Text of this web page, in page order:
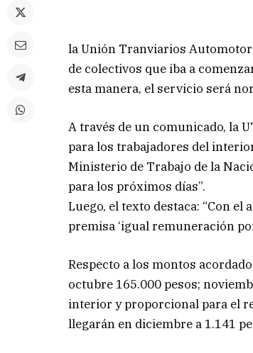
la Unión Tranviarios Automotor
de colectivos que iba a
esta manera, el servicio será
A través de un comunicado, la
para los trabajadores del
Ministerio de Trabajo de la
para los próximos días”.
Luego, el texto destaca: “Con
premisa ‘igual remuneración
Respecto a los montos
octubre 165.000 pesos;
interior y proporcional para el
llegarán en diciembre a 1.141